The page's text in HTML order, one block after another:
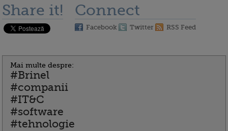
Share it! Connect
Facebook Twitter RSS Feed
Mai multe despre:
#Brinel
#companii
#IT&C
#software
#tehnologie